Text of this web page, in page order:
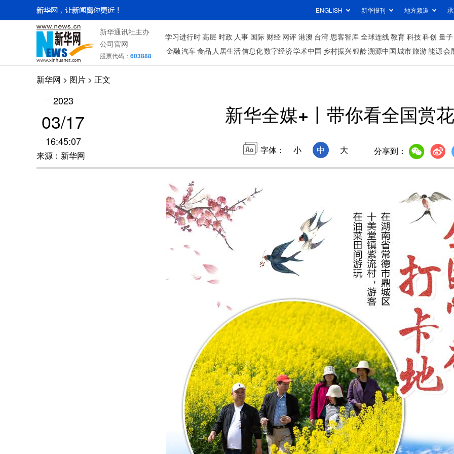
ENGLISH 新华报刊 地方频道
新华通讯社主办
公司官网
股票代码： 603888
学习进行时高层 时政 人事 国际 财经 网评 港澳 台湾 思客智库 全球连线教育 科技科创 量子
金融汽车食品 人居生活信息化数字经济学术中国 乡村振兴银龄溯源中国城市旅游能源会
新华网 > 图片 > 正文
2023
03/17
16:45:07
来源：新华网
新华全媒+丨带你看全国赏
字体： 小 中 大 分享到：